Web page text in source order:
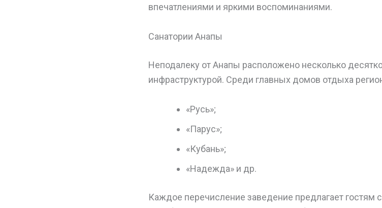
впечатлениями и яркими воспоминаниями.
Санатории Анапы
Неподалеку от Анапы расположено несколько
инфраструктурой. Среди главных домов отдыха
«Русь»;
«Парус»;
«Кубань»;
«Надежда» и др.
Каждое перечисление заведение предлагает гостям